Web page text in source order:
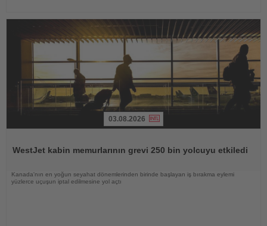
03.08.2026
WestJet kabin memurlarının grevi 250 bin yolcuyu etkiledi
Kanada'nın en yoğun seyahat dönemlerinden birinde başlayan iş bırakma eylemi
yüzlerce uçuşun iptal edilmesine yol açtı